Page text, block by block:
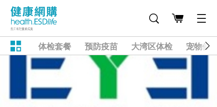
体检套餐 预防疫苗 大湾区体检 宠物健